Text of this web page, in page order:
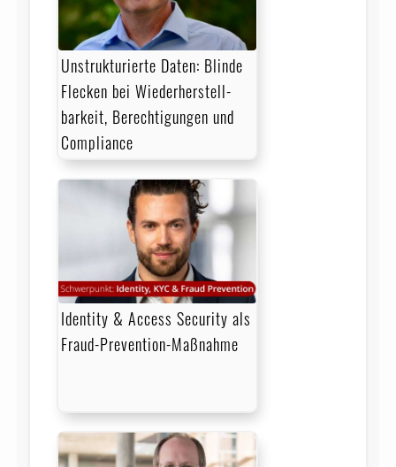
Unstrukturierte Daten: Blinde
Flecken bei Wieder­herstell­
barkeit, Berechtigungen und
Compliance
Identity & Access Security als
Fraud-Prevention-Maßnahme